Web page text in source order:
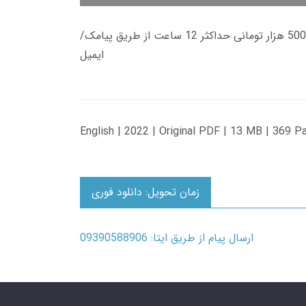
زمان تحویل کتاب های 600 هزار تومانی دانلود فوری از حساب کاربری می باشد، و زمان تحویل لینک دانلود کتاب های 500 هزار تومانی حداکثر 12 ساعت از طریق پیامک/
ایمیل
English | 2022 | Original PDF | 13 MB | 369
زمان تحویل: دانلود فوری
ارسال پیام از طریق ایتا: 09390588906